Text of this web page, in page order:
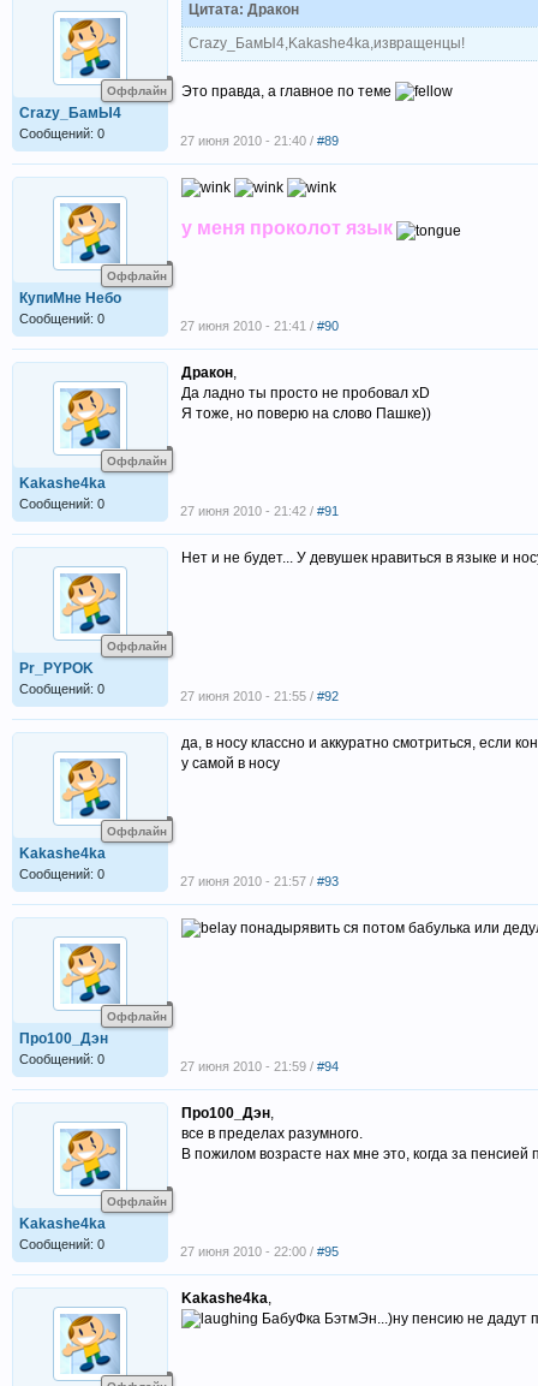
Оффлайн
Crazy_БамЫ4
Сообщений: 0
Цитата: Дракон
Crazy_БамЫ4,Kakashe4ka,извращенцы!
Это правда, а главное по теме
27 июня 2010 - 21:40 / #89
Оффлайн
КупиМне Небо
Сообщений: 0
у меня проколот язык
27 июня 2010 - 21:41 / #90
Оффлайн
Kakashe4ka
Сообщений: 0
Дракон,
Да ладно ты просто не пробовал xD
Я тоже, но поверю на слово Пашке))
27 июня 2010 - 21:42 / #91
Оффлайн
Pr_PYPOK
Сообщений: 0
Нет и не будет... У девушек нравиться в языке и
27 июня 2010 - 21:55 / #92
Оффлайн
Kakashe4ka
Сообщений: 0
да, в носу классно и аккуратно смотриться, если
у самой в носу
27 июня 2010 - 21:57 / #93
Оффлайн
Про100_Дэн
Сообщений: 0
понадырявить ся потом бабулька или
27 июня 2010 - 21:59 / #94
Оффлайн
Kakashe4ka
Сообщений: 0
Про100_Дэн,
все в пределах разумного.
В пожилом возрасте нах мне это, когда за пенсией
27 июня 2010 - 22:00 / #95
Kakashe4ka,
БабуФка БэтмЭн...)ну пенсию не дадут